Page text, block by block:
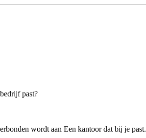
past?
wordt aan Een kantoor dat bij je past.